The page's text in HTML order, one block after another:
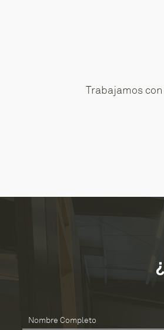
Trabajamos